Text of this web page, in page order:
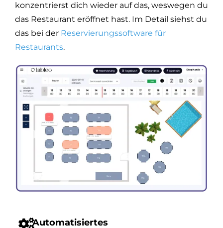
konzentrierst dich wieder auf das, weswegen du
das Restaurant eröffnet hast. Im Detail siehst du
das bei der Reservierungssoftware für
Restaurants.
Automatisiertes